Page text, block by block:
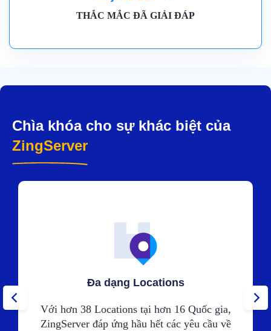
THẮC MẮC ĐÃ GIẢI ĐÁP
Chìa khóa cho sự khác biệt của
ZingServer
Đa dạng Locations
Với hơn 38 Locations tại hơn 16 Quốc gia,
ZingServer đáp ứng hầu hết các yêu cầu về